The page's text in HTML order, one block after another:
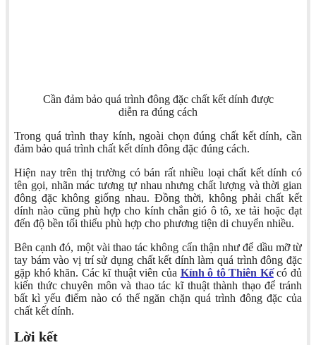
Cần đảm bảo quá trình đông đặc chất kết dính được
diễn ra đúng cách
Trong quá trình thay kính, ngoài chọn đúng chất kết dính, cần
đảm bảo quá trình chất kết dính đông đặc đúng cách.
Hiện nay trên thị trường có bán rất nhiều loại chất kết dính có
tên gọi, nhãn mác tương tự nhau nhưng chất lượng và thời gian
đông đặc không giống nhau. Đồng thời, không phải chất kết
dính nào cũng phù hợp cho kính chắn gió ô tô, xe tải hoặc đạt
đến độ bền tối thiểu phù hợp cho phương tiện di chuyển nhiều.
Bên cạnh đó, một vài thao tác không cẩn thận như để dầu mỡ từ
tay bám vào vị trí sử dụng chất kết dính làm quá trình đông đặc
gặp khó khăn. Các kĩ thuật viên của Kính ô tô Thiên Kếcó đủ
kiến thức chuyên môn và thao tác kĩ thuật thành thạo để tránh
bất kì yếu điểm nào có thể ngăn chặn quá trình đông đặc của
chất kết dính.
Lời kết